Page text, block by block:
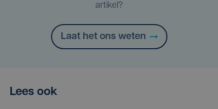
artikel?
Laat het ons weten
Lees ook